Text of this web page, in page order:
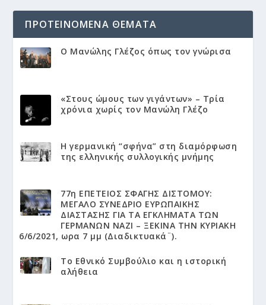
ΠΡΟΤΕΙΝΌΜΕΝΑ ΘΈΜΑΤΑ
Ο Μανώλης Γλέζος όπως τον γνώρισα
«Στους ώμους των γιγάντων» – Τρία
χρόνια χωρίς τον Μανώλη Γλέζο
Η γερμανική “σφήνα” στη διαμόρφωση
της ελληνικής συλλογικής μνήμης
77η ΕΠΕΤΕΙΟΣ ΣΦΑΓΗΣ ΔΙΣΤΟΜΟΥ:
ΜΕΓΑΛΟ ΣΥΝΕΔΡΙΟ ΕΥΡΩΠΑΙΚΗΣ
ΔΙΑΣΤΑΣΗΣ ΓΙΑ ΤΑ ΕΓΚΛΗΜΑΤΑ ΤΩΝ
ΓΕΡΜΑΝΩΝ ΝΑΖΙ – ΞΕΚΙΝΑ ΤΗΝ ΚΥΡΙΑΚΗ
6/6/2021, ωρα 7 μμ (Διαδικτυακά¨).
Το Εθνικό Συμβούλιο και η ιστορική
αλήθεια